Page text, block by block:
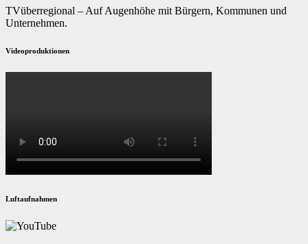
TVüberregional – Auf Augenhöhe mit Bürgern, Kommunen und
Unternehmen.
Videoproduktionen
Luftaufnahmen